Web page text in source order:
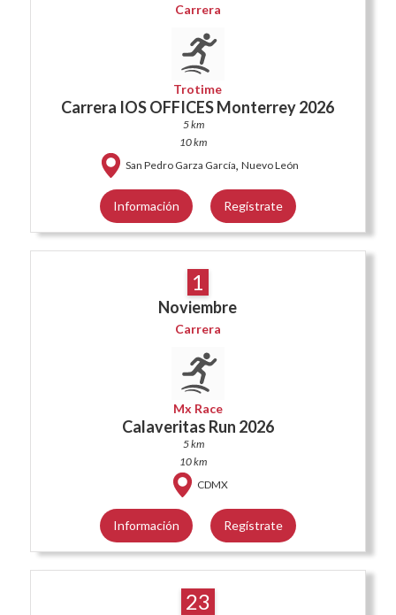
Carrera
Trotime
Carrera IOS OFFICES Monterrey 2026
5 km
10 km
San Pedro Garza García, Nuevo León
Información Regístrate
1
Noviembre
Carrera
Mx Race
Calaveritas Run 2026
5 km
10 km
CDMX
Información Regístrate
23